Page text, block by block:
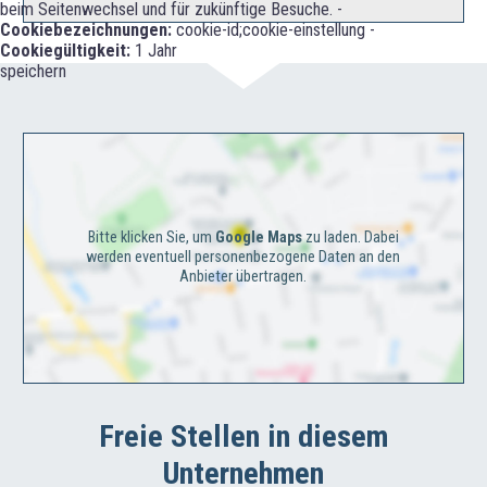
beim Seitenwechsel und für zukünftige Besuche. -
Cookiebezeichnungen:cookie-id;cookie-einstellung -
Cookiegültigkeit: 1 Jahr
speichern
Bitte klicken Sie, um Google Mapszu laden. Dabei
werden eventuell personenbezogene Daten an den
Anbieter übertragen.
Freie Stellen in diesem
Unternehmen